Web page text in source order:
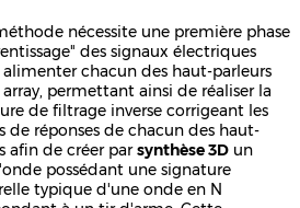
nécessite une première phase
des signaux électriques
chacun des haut-parleurs
permettant ainsi de réaliser la
de filtrage inverse corrigeant les
de réponses de chacun des haut-
afin de créer parsynthèse 3D un
possédant une signature
typique d'une onde en N